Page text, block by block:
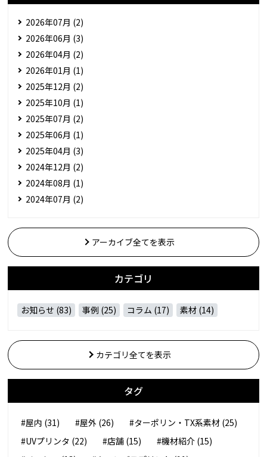
2026年07月 (2)
2026年06月 (3)
2026年04月 (2)
2026年01月 (1)
2025年12月 (2)
2025年10月 (1)
2025年07月 (2)
2025年06月 (1)
2025年04月 (3)
2024年12月 (2)
2024年08月 (1)
2024年07月 (2)
アーカイブ全てを表示
カテゴリ
お知らせ (83) 事例 (25) コラム (17) 素材 (14)
カテゴリ全てを表示
タグ
#屋内 (31) #屋外 (26)
#ターポリン・TX系素材 (25)
#UVプリンタ (22)
#店舗 (15)
#機材紹介 (15)